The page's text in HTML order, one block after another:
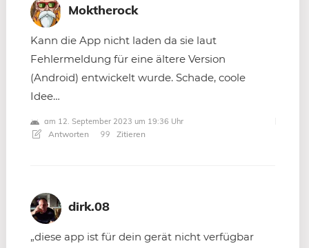
Moktherock
Kann die App nicht laden da sie laut
Fehlermeldung für eine ältere Version
(Android) entwickelt wurde. Schade, coole
Idee…
am 12. September 2023 um 19:36 Uhr
Antworten Zitieren
dirk.08
„diese app ist für dein gerät nicht verfügbar